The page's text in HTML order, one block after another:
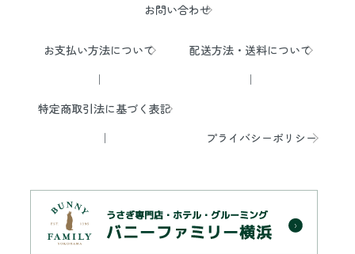
お問い合わせ
お支払い方法について 配送方法・送料について
特定商取引法に基づく表記
プライバシーポリシー